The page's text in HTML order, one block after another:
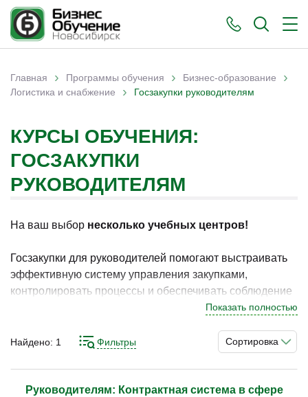
Вы здесь
Главная › Программы обучения › Бизнес-образование ›
Логистика и снабжение › Госзакупки руководителям
КУРСЫ ОБУЧЕНИЯ:
ГОСЗАКУПКИ
РУКОВОДИТЕЛЯМ
На ваш выбор несколько учебных центров!
Госзакупки для руководителей помогают выстраивать
эффективную систему управления закупками,
контролировать процессы и обеспечивать соблюдение
требований законодательства. В Новосибирске
специалистов, которые стремятся повысить
квалификацию и улучшить результаты закупочной
деятельности. Понимание принципов контрактной
системы, управления рисками и оценки эффективности
Показать полностью
Сортировка
Найдено: 1 Фильтры
Руководителям: Контрактная система в сфере